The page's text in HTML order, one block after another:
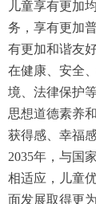
儿童享有更加
务，享有更加
有更加和谐友
在健康、安全
境、法律保护
思想道德素养
获得感、幸福
2035年，与国
相适应，儿童
面发展取得更